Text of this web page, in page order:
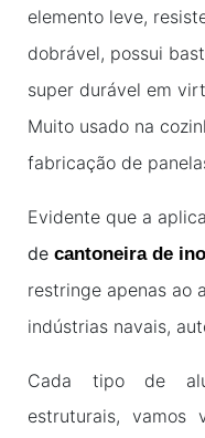
elemento leve,
dobrável, possui
super durável em
Muito usado na
fabricação de
Evidente que a
de cantoneira de
restringe apenas ao
indústrias navais,
Cada tipo de
estruturais, vamos